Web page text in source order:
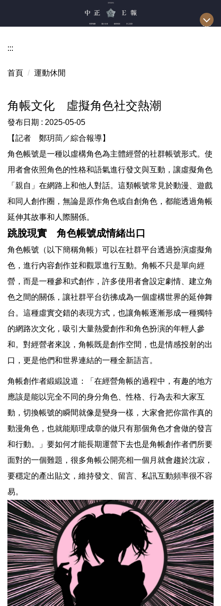
區
:::
首頁 運動休閒
角帳文化 虛擬角色社交熱潮
發布日期 : 2025-05-05
【記者 鄭玥茼／綜合報導】
角色帳號是一種以虛構角色為主體經營的社群帳號形式。使
用者會依照角色的性格和語氣進行發文與互動，讓虛擬角色
「親自」在網路上和他人對話。這類帳號常見於動漫、遊戲
和同人創作圈，無論是原作角色或自創角色，都能透過角帳
延伸其故事和人際關係。
跳脫現實 角色帳號成情緒出口
角色帳號（以下簡稱角帳）可以在社群平台透過扮演虛擬角
色，進行內容創作並和觀眾進行互動。角帳不只是單向經
營，而是一種參和式創作，許多使用者會設定劇情、建立角
色之間的關係，讓社群平台彷彿成為一個虛構世界的延伸舞
台。這種虛實交錯的表現方式，也讓角帳逐漸形成一種獨特
的網路次文化，吸引大量熱愛創作和角色扮演的年輕人參
和。對經營者來說，角帳既是創作空間，也是情感投射的出
口，更是他們和世界連結的一種全新語言。
角帳創作者緞緞說道：「在經營角帳的過程中，有趣的地方
應該是能以完全不同的身分角色、性格、行為去和大家互
動，切換帳號的瞬間就像是變身一樣，大家會把你當作真的
動漫角色，也就能順理成章的做只有那個角色才會做的發言
和行動。」要如何才能長期運營下去也是角帳創作者們所要
面對的一個難題，很多角帳公開亮相一個月就會趨於沈寂，
要穩定的產出貼文，維持發文、留言、私訊互動頻率很不容
易。